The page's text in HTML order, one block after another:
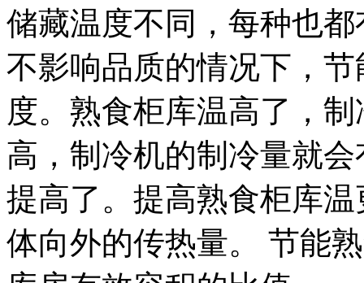
储藏温度不同，每种也
不影响品质的情况下，
度。熟食柜库温高了，
高，制冷机的制冷量就
提高了。提高熟食柜库
体向外的传热量。 节能